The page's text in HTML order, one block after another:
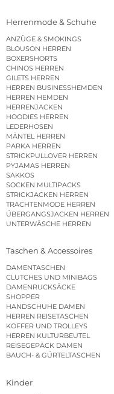
Herrenmode & Schuhe
ANZÜGE & SMOKINGS
BLOUSON HERREN
BOXERSHORTS
CHINOS HERREN
GILETS HERREN
HERREN BUSINESSHEMDEN
HERREN HEMDEN
HERRENJACKEN
HOODIES HERREN
LEDERHOSEN
MÄNTEL HERREN
PARKA HERREN
STRICKPULLOVER HERREN
PYJAMAS HERREN
SAKKOS
SOCKEN MULTIPACKS
STRICKJACKEN HERREN
TRACHTENMODE HERREN
ÜBERGANGSJACKEN HERREN
UNTERWÄSCHE HERREN
Taschen & Accessoires
DAMENTASCHEN
CLUTCHES UND MINIBAGS
DAMENRUCKSÄCKE
SHOPPER
HANDSCHUHE DAMEN
HERREN REISETASCHEN
KOFFER UND TROLLEYS
HERREN KULTURBEUTEL
REISEGEPÄCK DAMEN
BAUCH- & GÜRTELTASCHEN
Kinder